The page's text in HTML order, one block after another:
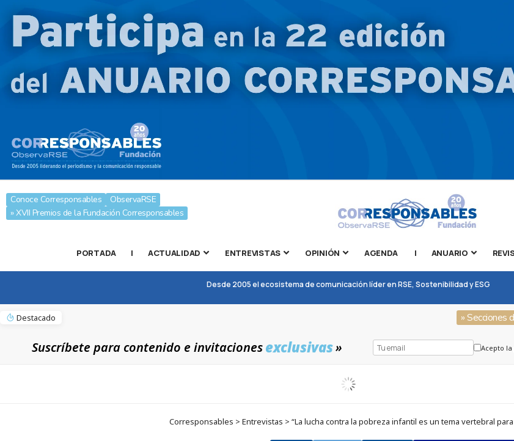
Conoce Corresponsables
ObservaRSE
» XVII Premios de la Fundación Corresponsables
PORTADA | ACTUALIDAD ENTREVISTAS OPINIÓN AGENDA | ANUARIO
Desde 2005 el ecosistema de comunicación líder en RSE, Sostenibilidad y ESG
Destacado » Secciones
Suscríbete para contenido e invitacionesexclusivas» Acepto
Corresponsables > Entrevistas > “La lucha contra la pobreza infantil es un tema vertebral